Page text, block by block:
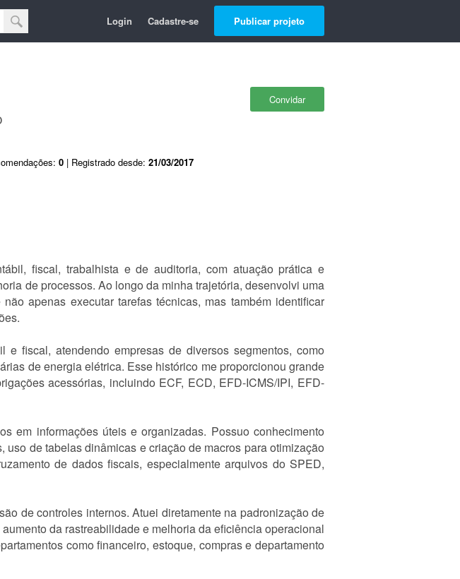
Login Cadastre-se Publicar projeto
Convidar
0 | Registrado desde: 21/03/2017
fiscal, trabalhista e de auditoria, com atuação prática e
de processos. Ao longo da minha trajetória, desenvolvi uma
apenas executar tarefas técnicas, mas também identificar
fiscal, atendendo empresas de diversos segmentos, como
de energia elétrica. Esse histórico me proporcionou grande
acessórias, incluindo ECF, ECD, EFD-ICMS/IPI, EFD-
em informações úteis e organizadas. Possuo conhecimento
de tabelas dinâmicas e criação de macros para otimização
de dados fiscais, especialmente arquivos do SPED,
de controles internos. Atuei diretamente na padronização de
da rastreabilidade e melhoria da eficiência operacional
como financeiro, estoque, compras e departamento